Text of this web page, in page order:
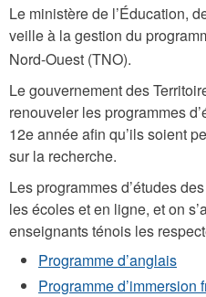
Le ministère de l’Éducation,
veille à la gestion du
Nord-Ouest (TNO).
Le gouvernement des
renouveler les programmes
12e année afin qu’ils soient
sur la recherche.
Les programmes d’études
les écoles et en ligne, et on
enseignants ténois les
Programme d’anglais
Programme d’immersion